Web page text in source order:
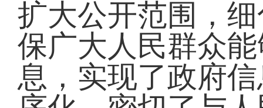
扩大公开范围，
保广大人民群众
息，实现了政府